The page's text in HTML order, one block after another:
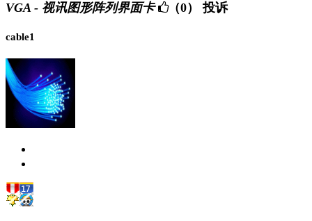
VGA - 视讯图形阵列界面卡 （0） 投诉
cable1